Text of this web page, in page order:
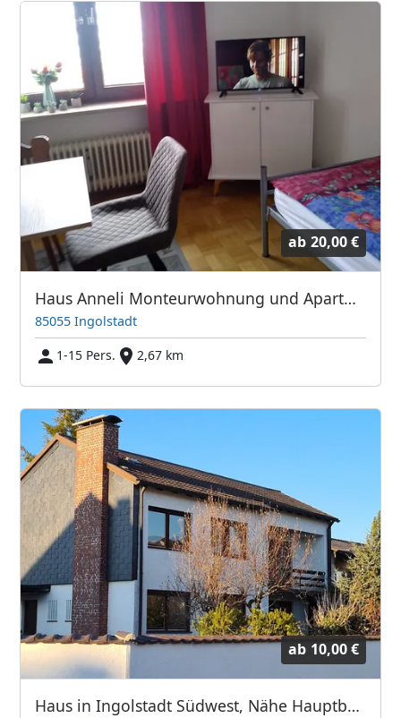
ab 20,00 €
Haus Anneli Monteurwohnung und Apartment
85055 Ingolstadt
1-15 Pers.
2,67 km
ab 10,00 €
Haus in Ingolstadt Südwest, Nähe Hauptbahnhof